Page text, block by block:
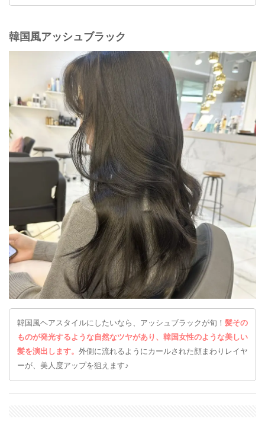
韓国風アッシュブラック
韓国風ヘアスタイルにしたいなら、アッシュブラックが旬！ 髪その
ものが発光するような自然なツヤがあり、韓国女性のような美しい
髪を演出します。 外側に流れるようにカールされた顔まわりレイヤ
ーが、美人度アップを狙えます♪